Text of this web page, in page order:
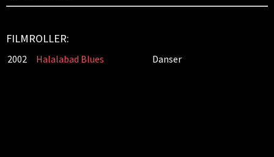
FILMROLLER:
2002 Halalabad Blues Danser